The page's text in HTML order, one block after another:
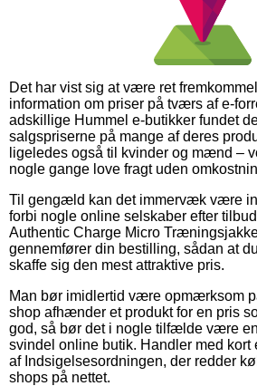
Det har vist sig at være ret
information om priser på tværs af e-
adskillige Hummel e-butikker fundet
salgspriserne på mange af deres
ligeledes også til kvinder og mænd –
nogle gange love fragt uden
Til gengæld kan det immervæk være
forbi nogle online selskaber efter
Authentic Charge Micro
gennemfører din bestilling, sådan at
skaffe sig den mest attraktive pris.
Man bør imidlertid være opmærksom
shop afhænder et produkt for en pris
god, så bør det i nogle tilfælde være
svindel online butik. Handler med kort
af Indsigelsesordningen, der redder
shops på nettet.